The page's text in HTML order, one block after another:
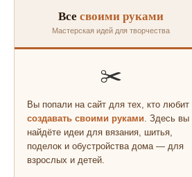
Все своими руками
Мастерская идей для творчества
✂️
Вы попали на сайт для тех, кто любит
создавать своими руками . Здесь вы
найдёте идеи для вязания, шитья,
поделок и обустройства дома — для
взрослых и детей.